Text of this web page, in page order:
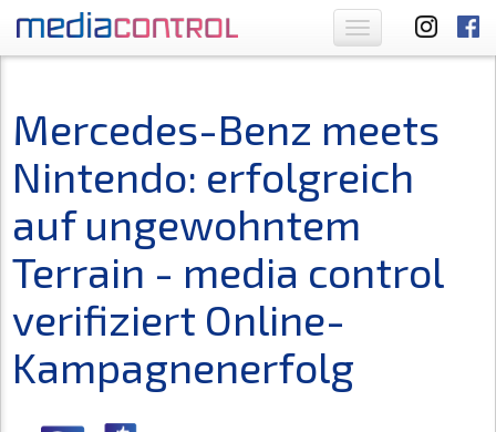
Toggle
navigation
Mercedes-Benz meets
Nintendo: erfolgreich
auf ungewohntem
Terrain - media control
verifiziert Online-
Kampagnenerfolg